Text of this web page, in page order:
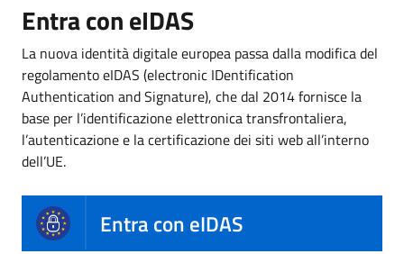
Entra con eIDAS
La nuova identità digitale europea passa dalla modifica del
regolamento eIDAS (electronic IDentification
Authentication and Signature), che dal 2014 fornisce la
base per l’identificazione elettronica transfrontaliera,
l’autenticazione e la certificazione dei siti web all’interno
dell’UE.
Entra con eIDAS